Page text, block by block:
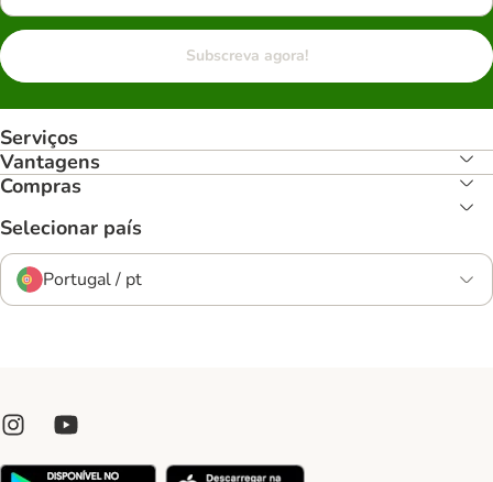
Subscreva agora!
Serviços
Vantagens
Compras
Selecionar país
Portugal / pt